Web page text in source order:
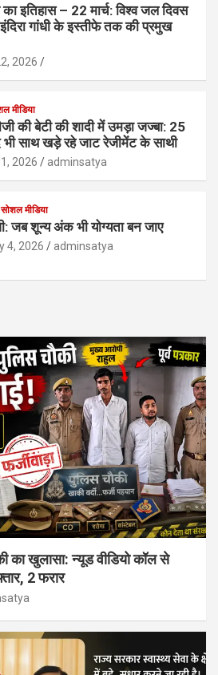
इतिहास – 22 मार्च: विश्व जल दिवस
गांधी के इस्तीफे तक की प्रमुख
2026
मीडिया
की बेटी की शादी में उमड़ा जज्बा: 25
भी साथ खड़े रहे जाट रेजीमेंट के साथी
2026 adminsatya
सोशल मीडिया
जब शून्य अंक भी योग्यता बन जाए
4, 2026 adminsatya
का खुलासा: न्यूड वीडियो कॉल से
2 फरार